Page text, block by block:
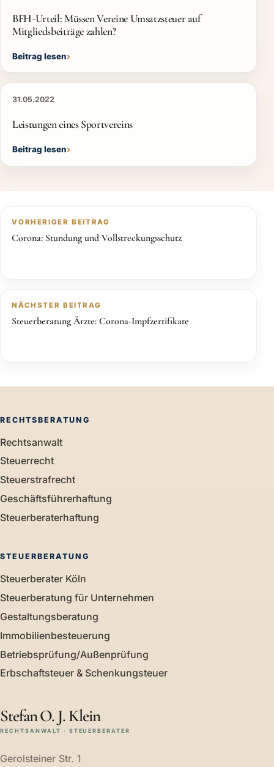
BFH-Urteil: Müssen Vereine Umsatzsteuer auf
Mitgliedsbeiträge zahlen?
Beitrag lesen
31.05.2022
Leistungen eines Sportvereins
Beitrag lesen
VORHERIGER BEITRAG
Corona: Stundung und Vollstreckungsschutz
NÄCHSTER BEITRAG
Steuerberatung Ärzte: Corona-Impfzertifikate
RECHTSBERATUNG
Rechtsanwalt
Steuerrecht
Steuerstrafrecht
Geschäftsführerhaftung
Steuerberaterhaftung
STEUERBERATUNG
Steuerberater Köln
Steuerberatung für Unternehmen
Gestaltungsberatung
Immobilienbesteuerung
Betriebsprüfung/Außenprüfung
Erbschaftsteuer & Schenkungsteuer
Stefan O. J. Klein
RECHTSANWALT · STEUERBERATER
Gerolsteiner Str. 1